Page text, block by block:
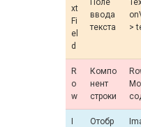
xt
Fi
el
d
Поле
ввода
текста
>
R
o
w
Компо
нент
строки
Отобр